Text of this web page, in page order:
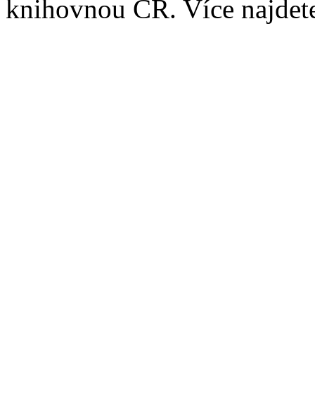
knihovnou ČR. Více